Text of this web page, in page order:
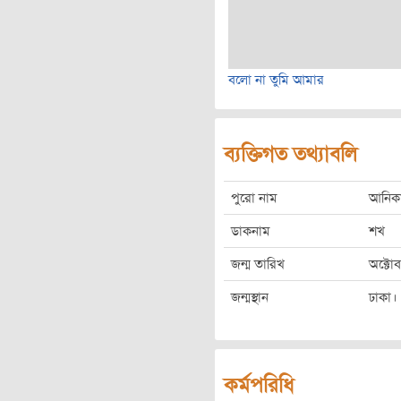
বলো না তুমি আমার
ব্যক্তিগত তথ্যাবলি
পুরো নাম
ডাকনাম শখ
জন্ম তারিখ
জন্মস্থান ঢাকা।
কর্মপরিধি